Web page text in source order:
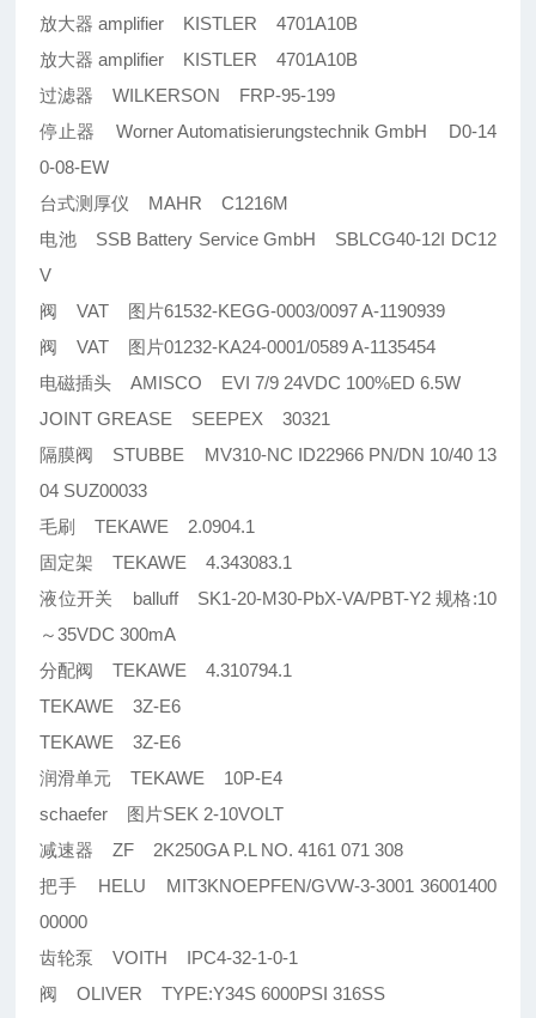
放大器 amplifier KISTLER 4701A10B
放大器 amplifier KISTLER 4701A10B
过滤器 WILKERSON FRP-95-199
停止器 Worner Automatisierungstechnik GmbH D0-14
0-08-EW
台式测厚仪 MAHR C1216M
电池 SSB Battery Service GmbH SBLCG40-12I DC12
V
阀 VAT 图片61532-KEGG-0003/0097 A-1190939
阀 VAT 图片01232-KA24-0001/0589 A-1135454
电磁插头 AMISCO EVI 7/9 24VDC 100%ED 6.5W
JOINT GREASE SEEPEX 30321
隔膜阀 STUBBE MV310-NC ID22966 PN/DN 10/40 13
04 SUZ00033
毛刷 TEKAWE 2.0904.1
固定架 TEKAWE 4.343083.1
液位开关 balluff SK1-20-M30-PbX-VA/PBT-Y2 规格:10
～35VDC 300mA
分配阀 TEKAWE 4.310794.1
TEKAWE 3Z-E6
TEKAWE 3Z-E6
润滑单元 TEKAWE 10P-E4
schaefer 图片SEK 2-10VOLT
减速器 ZF 2K250GA P.L NO. 4161 071 308
把手 HELU MIT3KNOEPFEN/GVW-3-3001 36001400
00000
齿轮泵 VOITH IPC4-32-1-0-1
阀 OLIVER TYPE:Y34S 6000PSI 316SS